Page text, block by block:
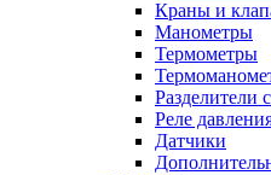
Краны и
Манометры
Термометры
Разделители
Реле
Датчики